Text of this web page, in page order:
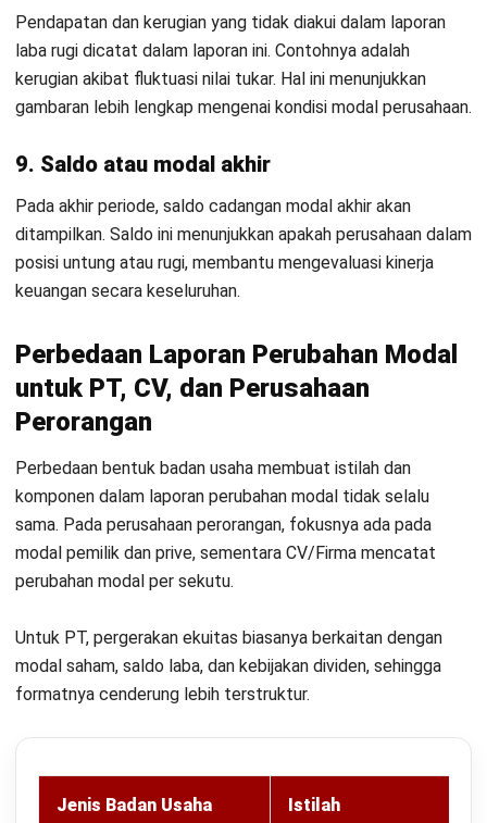
Setelah memahami cara menyusun laporan perubahan
ekuitas, hal yang perlu Anda ketahui selanjutnya yaitu
untuk perusahaan jasa.Sistem Manajemen Jasadapat
mempermudah proses ini.
Contoh laporan perubahan modal Excel ini bisa Anda jadikan
sebagai hasil pembukuan bisnis perusahaan yang berisi
seluruh data keuangan bisnis secara menyeluruh. Sehingga
Anda bisa mengetahui perkembangan keuangan bisnis Anda
dengan lebih baik.
Modal
Untuk menyusun laporan yang akurat dan informatif, penting
perubahan modal yang tepat. Berikut adalah cara membuat
laporan perubahan modal: